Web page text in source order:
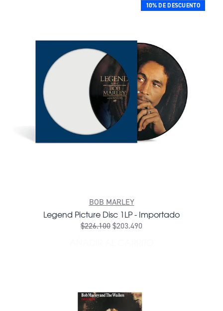
10% DE DESCUENTO
BOB MARLEY
Legend Picture Disc 1LP - Importado
$226.100$203.490